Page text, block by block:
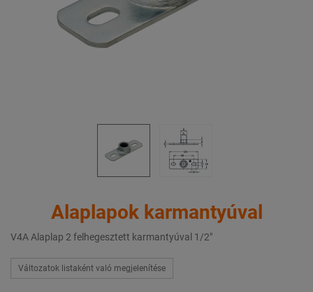
Alaplapok karmantyúval
V4A Alaplap 2 felhegesztett karmantyúval 1/2"
Változatok listaként való megjelenítése